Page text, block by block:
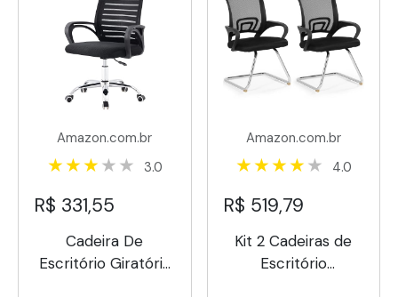
Amazon.com.br
3.0
R$ 331,55
Cadeira De
Escritório Giratória
Amazon.com.br
4.0
R$ 519,79
Kit 2 Cadeiras de
Escritório